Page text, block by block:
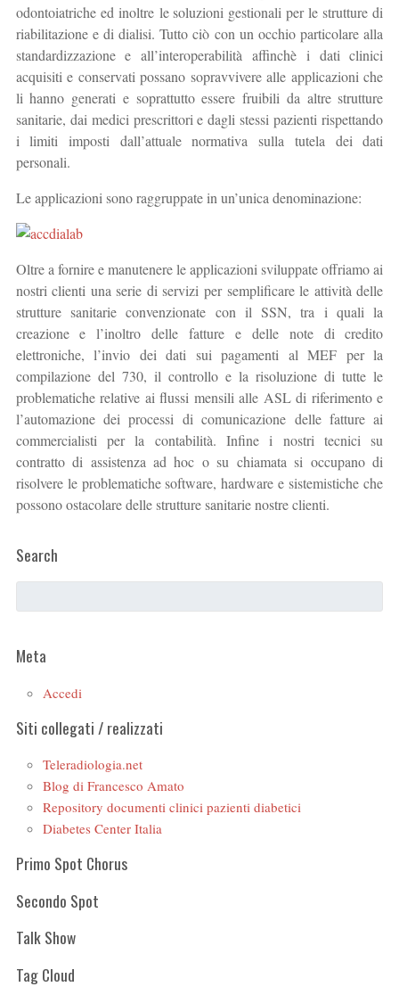
odontoiatriche ed inoltre le soluzioni gestionali per le strutture di
riabilitazione e di dialisi. Tutto ciò con un occhio particolare alla
standardizzazione e all’interoperabilità affinchè i dati clinici
acquisiti e conservati possano sopravvivere alle applicazioni che
li hanno generati e soprattutto essere fruibili da altre strutture
sanitarie, dai medici prescrittori e dagli stessi pazienti rispettando
i limiti imposti dall’attuale normativa sulla tutela dei dati
personali.
Le applicazioni sono raggruppate in un’unica denominazione:
Oltre a fornire e manutenere le applicazioni sviluppate offriamo ai
nostri clienti una serie di servizi per semplificare le attività delle
strutture sanitarie convenzionate con il SSN, tra i quali la
creazione e l’inoltro delle fatture e delle note di credito
elettroniche, l’invio dei dati sui pagamenti al MEF per la
compilazione del 730, il controllo e la risoluzione di tutte le
problematiche relative ai flussi mensili alle ASL di riferimento e
l’automazione dei processi di comunicazione delle fatture ai
commercialisti per la contabilità. Infine i nostri tecnici su
contratto di assistenza ad hoc o su chiamata si occupano di
risolvere le problematiche software, hardware e sistemistiche che
possono ostacolare delle strutture sanitarie nostre clienti.
Search
Meta
Accedi
Siti collegati / realizzati
Teleradiologia.net
Blog di Francesco Amato
Repository documenti clinici pazienti diabetici
Diabetes Center Italia
Primo Spot Chorus
Secondo Spot
Talk Show
Tag Cloud